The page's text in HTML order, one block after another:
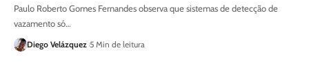
Paulo Roberto Gomes Fernandes observa que sistemas de detecção de
vazamento só…
Diego Velázquez 5 Min de leitura